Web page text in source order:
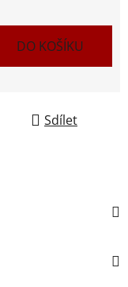
DO KOŠÍKU
Sdílet